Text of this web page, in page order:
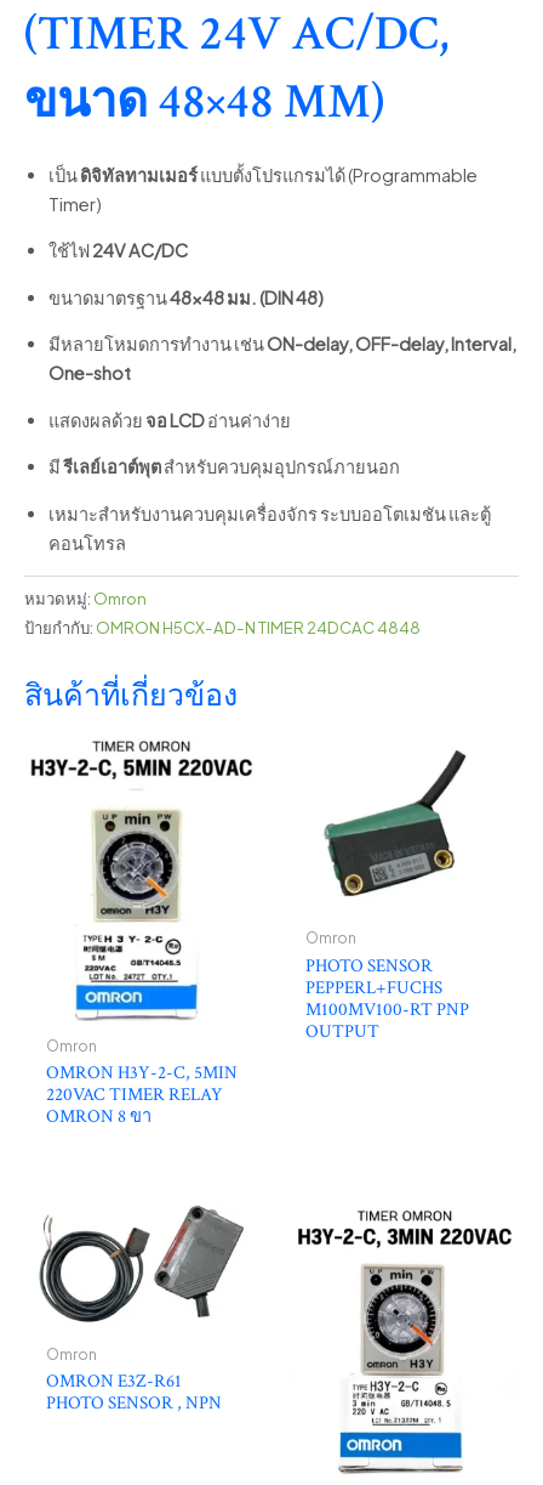
(TIMER 24V AC/DC,
ขนาด 48×48 MM)
เป็นดิจิทัลทามเมอร์แบบตั้งโปรแกรมได้ (Programmable
Timer)
ใช้ไฟ24V AC/DC
ขนาดมาตรฐาน48×48 มม. (DIN 48)
มีหลายโหมดการทำงาน เช่นON-delay, OFF-delay, Interval,
One-shot
แสดงผลด้วยจอ LCDอ่านค่าง่าย
มีรีเลย์เอาต์พุตสำหรับควบคุมอุปกรณ์ภายนอก
เหมาะสำหรับงานควบคุมเครื่องจักร ระบบออโตเมชัน และตู้
คอนโทรล
หมวดหมู่: Omron
ป้ายกำกับ: OMRON H5CX-AD-N TIMER 24DCAC 4848
สินค้าที่เกี่ยวข้อง
Omron
OMRON H3Y-2-C, 5MIN
220VAC TIMER RELAY
OMRON 8 ขา
Omron
PHOTO SENSOR
PEPPERL+FUCHS
M100MV100-RT PNP
OUTPUT
Omron
OMRON E3Z-R61
PHOTO SENSOR , NPN